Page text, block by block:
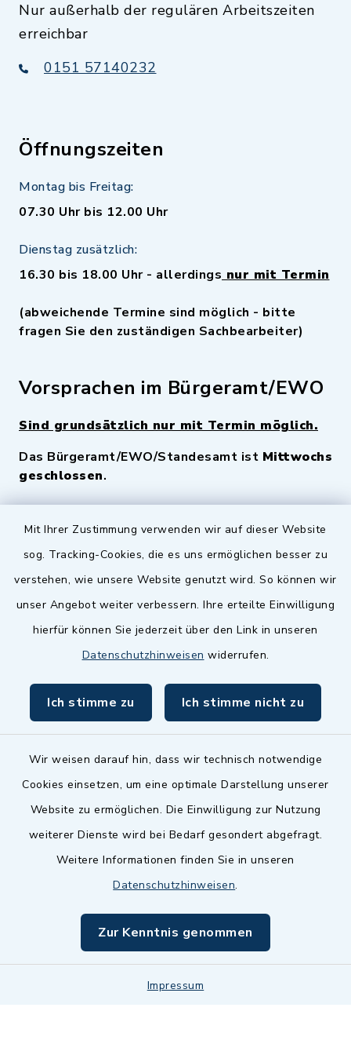
Mit Ihrer Zustimmung verwenden wir auf dieser Website
sog. Tracking-Cookies, die es uns ermöglichen besser zu
verstehen, wie unsere Website genutzt wird. So können wir
unser Angebot weiter verbessern. Ihre erteilte Einwilligung
hierfür können Sie jederzeit über den Link in unseren
Datenschutzhinweisen widerrufen.
Ich stimme zu Ich stimme nicht zu
Wir weisen darauf hin, dass wir technisch notwendige
Cookies einsetzen, um eine optimale Darstellung unserer
Website zu ermöglichen. Die Einwilligung zur Nutzung
weiterer Dienste wird bei Bedarf gesondert abgefragt.
Weitere Informationen finden Sie in unseren
Datenschutzhinweisen.
Zur Kenntnis genommen
Impressum
Nur außerhalb der regulären Arbeitszeiten
erreichbar
0151 57140232
Öffnungszeiten
Montag bis Freitag:
07.30 Uhr bis 12.00 Uhr
Dienstag zusätzlich:
16.30 bis 18.00 Uhr - allerdings nur mit Termin
(abweichende Termine sind möglich - bitte
fragen Sie den zuständigen Sachbearbeiter)
Vorsprachen im Bürgeramt/EWO
Sind grundsätzlich nur mit Termin möglich.
Das Bürgeramt/EWO/Standesamt ist Mittwochs
geschlossen.
Quicklinks
Zenngrund Allianz
Dillenberggruppe
inixmedia GmbH
Barrierefreiheit
Impressum
Sitemap